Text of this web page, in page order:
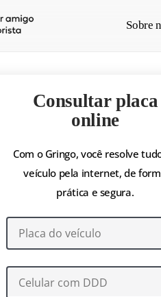
Sobre
Consultar placa
online
Com o Gringo, você resolve
veículo pela internet, de
prática e segura.